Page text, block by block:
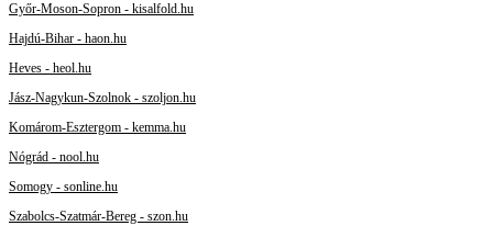
Győr-Moson-Sopron - kisalfold.hu
Hajdú-Bihar - haon.hu
Heves - heol.hu
Jász-Nagykun-Szolnok - szoljon.hu
Komárom-Esztergom - kemma.hu
Nógrád - nool.hu
Somogy - sonline.hu
Szabolcs-Szatmár-Bereg - szon.hu